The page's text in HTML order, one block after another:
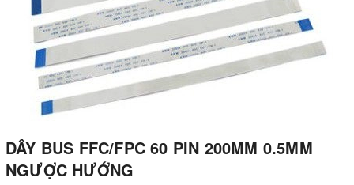
DÂY BUS FFC/FPC 60 PIN 200MM 0.5MM
NGƯỢC HƯỚNG